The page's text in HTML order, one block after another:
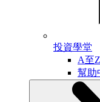
投資學堂
A至
幫助